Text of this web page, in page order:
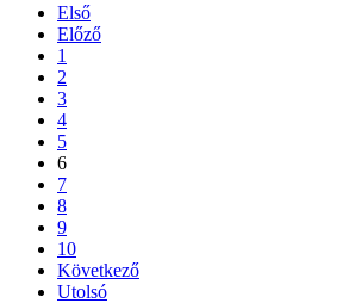
Első
Előző
1
2
3
4
5
6
7
8
9
10
Következő
Utolsó